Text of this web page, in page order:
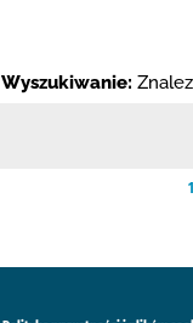
Wyszukiwanie:
1